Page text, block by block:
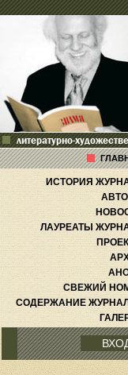
литературно-
ИСТОРИЯ
ЛАУРЕАТЫ
СВЕЖИЙ
СОДЕРЖАНИЕ